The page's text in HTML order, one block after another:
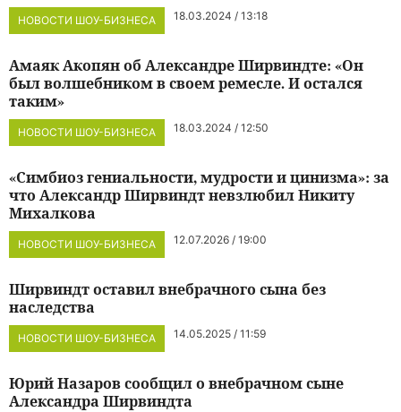
НОВОСТИ ШОУ-БИЗНЕСА 18.03.2024 / 13:18
НОВОСТИ ШОУ-БИЗНЕСА 18.03.2024 / 12:50
Амаяк Акопян об Александре Ширвиндте: «Он
был волшебником в своем ремесле. И остался
таким»
НОВОСТИ ШОУ-БИЗНЕСА 12.07.2026 / 19:00
«Симбиоз гениальности, мудрости и цинизма»: за
что Александр Ширвиндт невзлюбил Никиту
Михалкова
НОВОСТИ ШОУ-БИЗНЕСА 14.05.2025 / 11:59
Ширвиндт оставил внебрачного сына без
наследства
Юрий Назаров сообщил о внебрачном сыне
Александра Ширвиндта